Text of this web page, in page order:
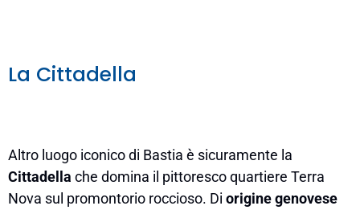
La Cittadella
Altro luogo iconico di Bastia è sicuramente la
Cittadella che domina il pittoresco quartiere Terra
Nova sul promontorio roccioso. Di origine genovese